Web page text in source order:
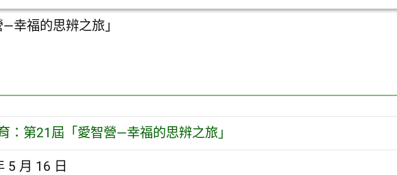
幸福的思辨之旅」
：第21屆「愛智營—幸福的思辨之旅」
5 月 16 日